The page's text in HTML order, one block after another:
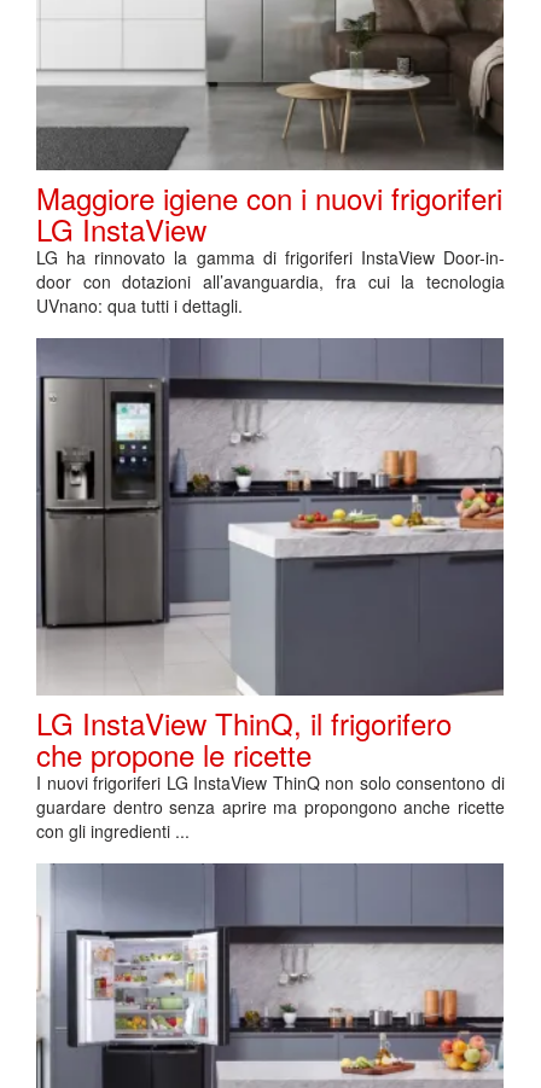
Maggiore igiene con i nuovi frigoriferi
LG InstaView
LG ha rinnovato la gamma di frigoriferi InstaView Door-in-
door con dotazioni all’avanguardia, fra cui la tecnologia
UVnano: qua tutti i dettagli.
LG InstaView ThinQ, il frigorifero
che propone le ricette
I nuovi frigoriferi LG InstaView ThinQ non solo consentono di
guardare dentro senza aprire ma propongono anche ricette
con gli ingredienti ...